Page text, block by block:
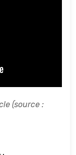
(source :